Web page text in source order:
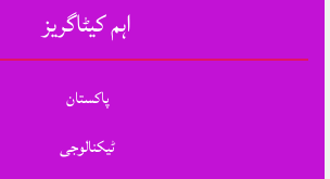
اہم کیٹاگریز
پاکستان
ٹیکنالوجی